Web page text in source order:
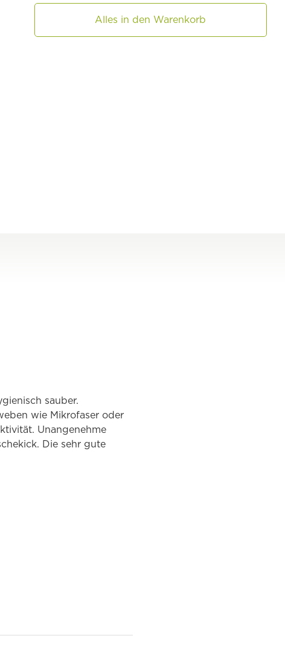
Alles in den Warenkorb
sauber.
wie Mikrofaser oder
Unangenehme
Die sehr gute